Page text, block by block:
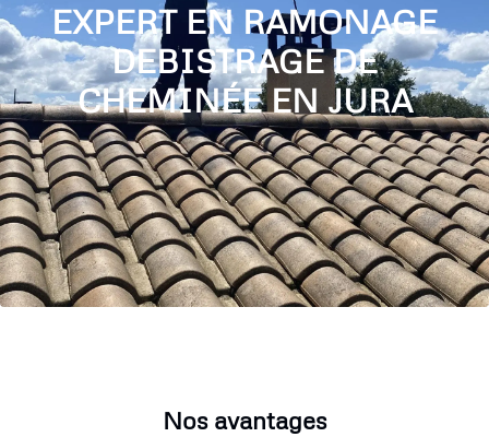
EXPERT EN RAMONAGE
DEBISTRAGE DE
CHEMINÉE EN JURA
Nos avantages